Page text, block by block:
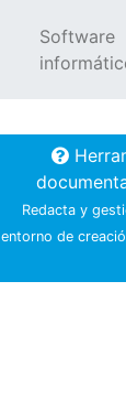
Software
Redacta y
entorno de